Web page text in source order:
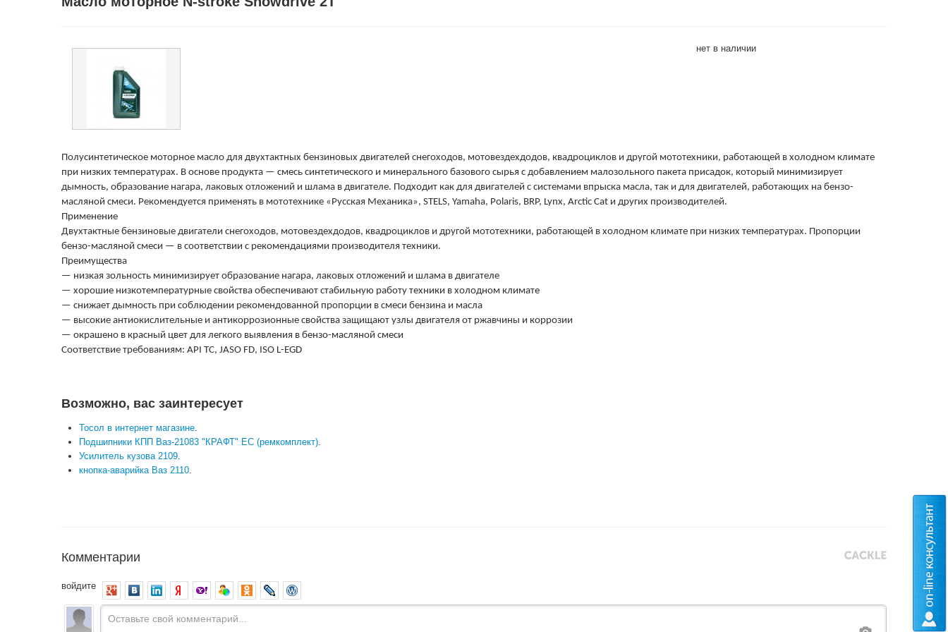
нет в наличии
Полусинтетическое моторное масло для двухтактных бензиновых двигателей снегоходов, мотовездехдодов, квадроциклов и другой мототехники, работающей в холодном климате
при низких температурах. В основе продукта — смесь синтетического и минерального базового сырья с добавлением малозольного пакета присадок, который минимизирует
дымность, образование нагара, лаковых отложений и шлама в двигателе. Подходит как для двигателей с системами впрыска масла, так и для двигателей, работающих на бензо-
масляной смеси. Рекомендуется применять в мототехнике «Русская Механика», STELS, Yamaha, Polaris, BRP, Lynx, Arctic Cat и других производителей.
Применение
Двухтактные бензиновые двигатели снегоходов, мотовездехдодов, квадроциклов и другой мототехники, работающей в холодном климате при низких температурах. Пропорции
бензо-масляной смеси — в соответствии с рекомендациями производителя техники.
Преимущества
— низкая зольность минимизирует образование нагара, лаковых отложений и шлама в двигателе
— хорошие низкотемпературные свойства обеспечивают стабильную работу техники в холодном климате
— снижает дымность при соблюдении рекомендованной пропорции в смеси бензина и масла
— высокие антиокислительные и антикоррозионные свойства защищают узлы двигателя от ржавчины и коррозии
— окрашено в красный цвет для легкого выявления в бензо-масляной смеси
Соответствие требованиям: API TС, JASO FD, ISO L-EGD
Возможно, вас заинтересует
Тосол в интернет магазине.
Подшипники КПП Ваз-21083 "КРАФТ" ЕС (ремкомплект).
Усилитель кузова 2109.
кнопка-аварийка Ваз 2110.
Комментарии
войдите